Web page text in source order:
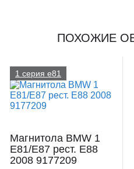
ПОХОЖИЕ
1 серия e81
Магнитола BMW 1
E81/E87 рест. E88
2008 9177209